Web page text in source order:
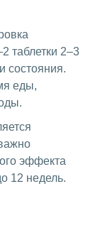
таблетки 2–3
состояния.
еды,
эффекта
12 недель.